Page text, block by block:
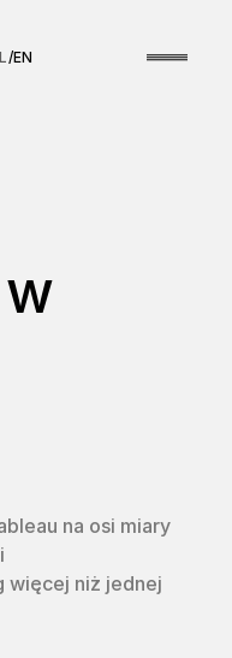
/EN
na osi miary
więcej niż jednej